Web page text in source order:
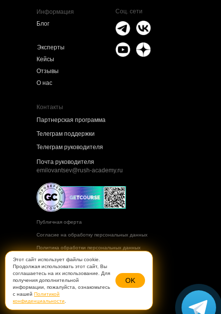
Этот сайт использует файлы cookie.
Продолжая использовать этот сайт, Вы
соглашаетесь на их использование. Для
получения дополнительной
информации, пожалуйста, ознакомьтесь
с нашей Политикой
конфиденциальности
OK
Политика обработки персональных данных
Правила оплаты и безопасность платежей
Согласие на обработку персональных данных
Согласие на получение рассылок
Публичная оферта
Соц. сети
Контакты
Информация
Почта руководителя
Телеграм руководителя
Партнерская программа
Телеграм поддержки
emilovantsev@rush-academy.ru
Блог
О нас
Отзывы
Кейсы
Эксперты